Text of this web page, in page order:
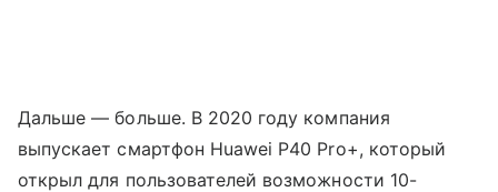
Дальше — больше. В 2020 году компания
выпускает смартфон Huawei P40 Pro+, который
открыл для пользователей возможности 10-